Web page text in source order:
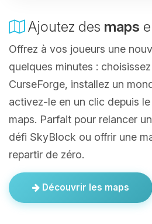
Ajoutez des maps
Offrez à vos joueurs une
quelques minutes :
CurseForge, installez un
activez-le en un clic depuis
maps. Parfait pour relancer
défi SkyBlock ou offrir une
repartir de zéro.
Découvrir les maps